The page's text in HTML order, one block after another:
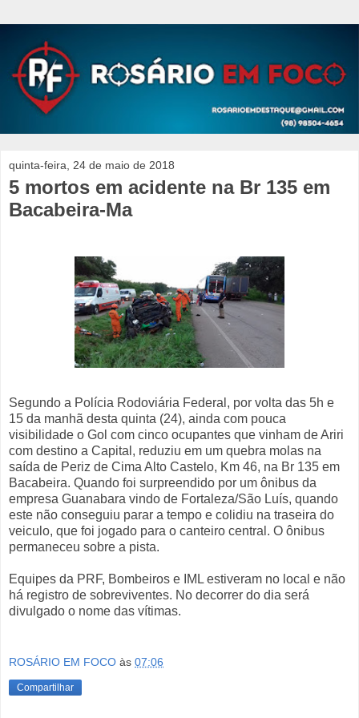
quinta-feira, 24 de maio de 2018
5 mortos em acidente na Br 135 em
Bacabeira-Ma
Segundo a Polícia Rodoviária Federal, por volta das 5h e
15 da manhã desta quinta (24), ainda com pouca
visibilidade o Gol com cinco ocupantes que vinham de Ariri
com destino a Capital, reduziu em um quebra molas na
saída de Periz de Cima Alto Castelo, Km 46, na Br 135 em
Bacabeira. Quando foi surpreendido por um ônibus da
empresa Guanabara vindo de Fortaleza/São Luís, quando
este não conseguiu parar a tempo e colidiu na traseira do
veiculo, que foi jogado para o canteiro central. O ônibus
permaneceu sobre a pista.
Equipes da PRF, Bombeiros e IML estiveram no local e não
há registro de sobreviventes. No decorrer do dia será
divulgado o nome das vítimas.
ROSÁRIO EM FOCO às 07:06
Compartilhar